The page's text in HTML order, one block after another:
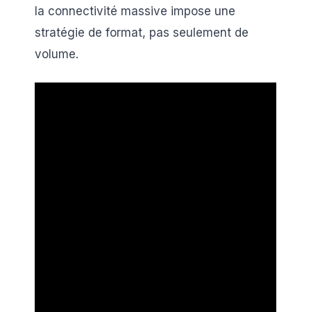
la connectivité massive impose une
stratégie de format, pas seulement de
volume.